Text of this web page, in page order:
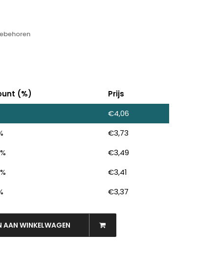
(%)
Prijs
€4,06
€3,73
€3,49
€3,41
€3,37
AAN WINKELWAGEN